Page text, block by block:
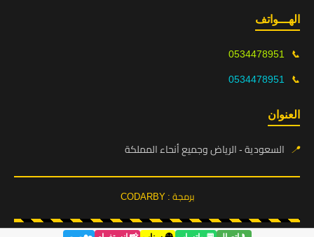
الهـــواتف
📞
0534478951
📞
0534478951
العنوان
📍 السعودية - الرياض وجميع أنحاء المملكة
برمجة : CODARBY